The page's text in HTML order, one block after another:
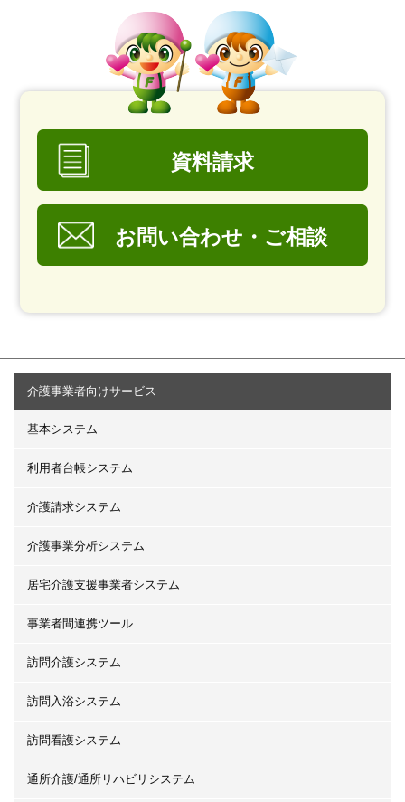
資料請求
お問い合わせ・ご相談
介護事業者向けサービス
基本システム
利用者台帳システム
介護請求システム
介護事業分析システム
居宅介護支援事業者システム
事業者間連携ツール
訪問介護システム
訪問入浴システム
訪問看護システム
通所介護/通所リハビリシステム